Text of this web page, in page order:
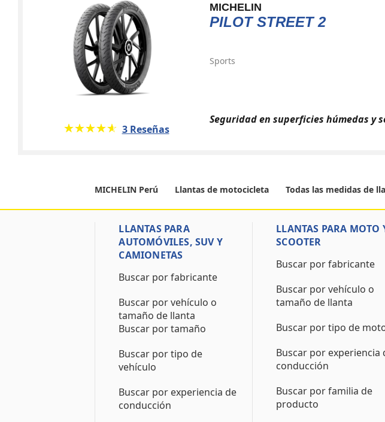
MICHELIN
PILOT STREET 2
Sports
★★★★★
☆☆☆☆☆ 3 Reseñas
Seguridad en superficies húmedas y
MICHELIN Perú Llantas de motocicleta Todas las medidas de
LLANTAS PARA
AUTOMÓVILES, SUV Y
CAMIONETAS
Buscar por fabricante
Buscar por vehículo o
tamaño de llanta
Buscar por tamaño
Buscar por tipo de
vehículo
Buscar por experiencia de
conducción
LLANTAS PARA MOTO
SCOOTER
Buscar por fabricante
Buscar por vehículo o
tamaño de llanta
Buscar por tipo de
Buscar por experiencia
conducción
Buscar por familia de
producto